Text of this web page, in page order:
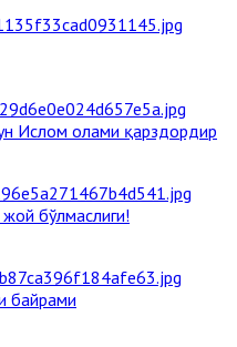
Ислом олами қарздордир
бўлмаслиги!
байрами